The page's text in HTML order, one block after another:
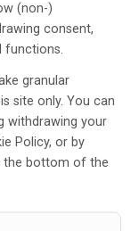
(non-)
consent,
functions.
granular
site only. You can
withdrawing your
Policy, or by
the bottom of the
läkare
för alla
ska bidra till
inom den